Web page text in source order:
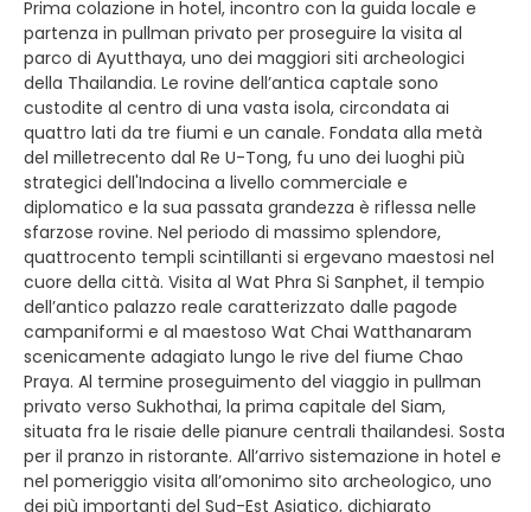
Prima colazione in hotel, incontro con la guida locale e
partenza in pullman privato per proseguire la visita al
parco di Ayutthaya, uno dei maggiori siti archeologici
della Thailandia. Le rovine dell’antica captale sono
custodite al centro di una vasta isola, circondata ai
quattro lati da tre fiumi e un canale. Fondata alla metà
del milletrecento dal Re U-Tong, fu uno dei luoghi più
strategici dell'Indocina a livello commerciale e
diplomatico e la sua passata grandezza è riflessa nelle
sfarzose rovine. Nel periodo di massimo splendore,
quattrocento templi scintillanti si ergevano maestosi nel
cuore della città. Visita al Wat Phra Si Sanphet, il tempio
dell’antico palazzo reale caratterizzato dalle pagode
campaniformi e al maestoso Wat Chai Watthanaram
scenicamente adagiato lungo le rive del fiume Chao
Praya. Al termine proseguimento del viaggio in pullman
privato verso Sukhothai, la prima capitale del Siam,
situata fra le risaie delle pianure centrali thailandesi. Sosta
per il pranzo in ristorante. All’arrivo sistemazione in hotel e
nel pomeriggio visita all’omonimo sito archeologico, uno
dei più importanti del Sud-Est Asiatico, dichiarato